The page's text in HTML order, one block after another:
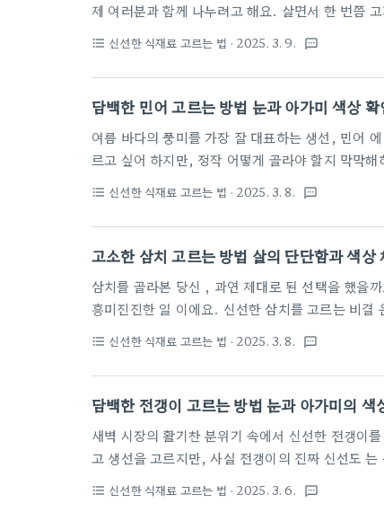
제 여러분과 함께 나누려고 해요. 살면서 한 번쯤 고기 선
바로 프리미엄 참치를 가르는 기준입니다. 신선도를 판단하는 핵심
적으로 중요 해요. 전문가들은 참치의 신선도를 판단하는 데 몇 가지 핵심적인 기준을 제시하고 있답니다.
특히 수산물 유통 분야에서 20년 경력을 가진 전문
format_list_bulleted 신선한 식재료 고르는 법 · 2025. 3. 9. textsms
담백한 민어 고르는 방법 눈과 아가미 색상 확
여름 바다의 풍미를 가장 잘 대표하는 생선, 민어 에 대해 이야기해볼까요? 많은 분들이 맛있는 민어를 고
르고 싶어 하지만, 정작 어떻게 골라야 할지 막막해하곤 해요. 오늘은 프로 수산물 판매원들도 인정한 민어
눈과 아가미 색상 만 제대로 체크해도 최고의 민어를 고를 수 있답니다. 신선도를 판단하는 시각적 포인트
눈의 상태 확인민어를 고를 때 첫 번째로 확인해야 할 부분은 바로 눈의 상태 예
눈의 투명도와 선명함을 가장 중요한 신선도 지표 로 꼽죠. 정말 신선한 민어의 눈은 맑고 깨끗한 검은 눈
format_list_bulleted 신선한 식재료 고르는 법 · 2025. 3. 8. textsms
고소한 삼치 고르는 방법 살의 단단함과 색상
삼치를 골라본 당신 , 과연 제대로 된 선택을 했을까요? 맛있는 생선을 고르는 건 마치 보물을 찾는 것만큼
흥미진진한 일 이에요. 신선한 삼치를 고르는 비결 은 바로 당신의 손끝과 날카로운 눈 에 있답니다. 오늘
처럼 고를 수 있을 거예요. 싱싱한 삼치 선별의 기본 포인트삼치를 고르는 건 생각보다 섬세한 작업 이에
요. 프로 식당 주방장들도 매번 신중하게 선택하는 과정 이거든요! 싱싱한 삼치를 고르기 위해서는 몇 가지
핵심적인 포인트 가 있답니다.피부 상태 확인하기먼저, 삼치의 외관에서 가장 중요한 건 ' 피부 상태 '예요.
format_list_bulleted 신선한 식재료 고르는 법 · 2025. 3. 8. textsms
담백한 전갱이 고르는 방법 눈과 아가미의 색
새벽 시장의 활기찬 분위기 속에서 신선한 전갱이를 고르는 일 은 쉽지 않아요. 많은 사람들이 겉모습만 보
고 생선을 고르지만, 사실 전갱이의 진짜 신선도 는 눈과 아가미에 숨어있답니다 . 오늘은 여러분과 함께
이 여러분의 요리에 큰 변화를 줄 수 있을 거예요. 신
format_list_bulleted 신선한 식재료 고르는 법 · 2025. 3. 6. textsms